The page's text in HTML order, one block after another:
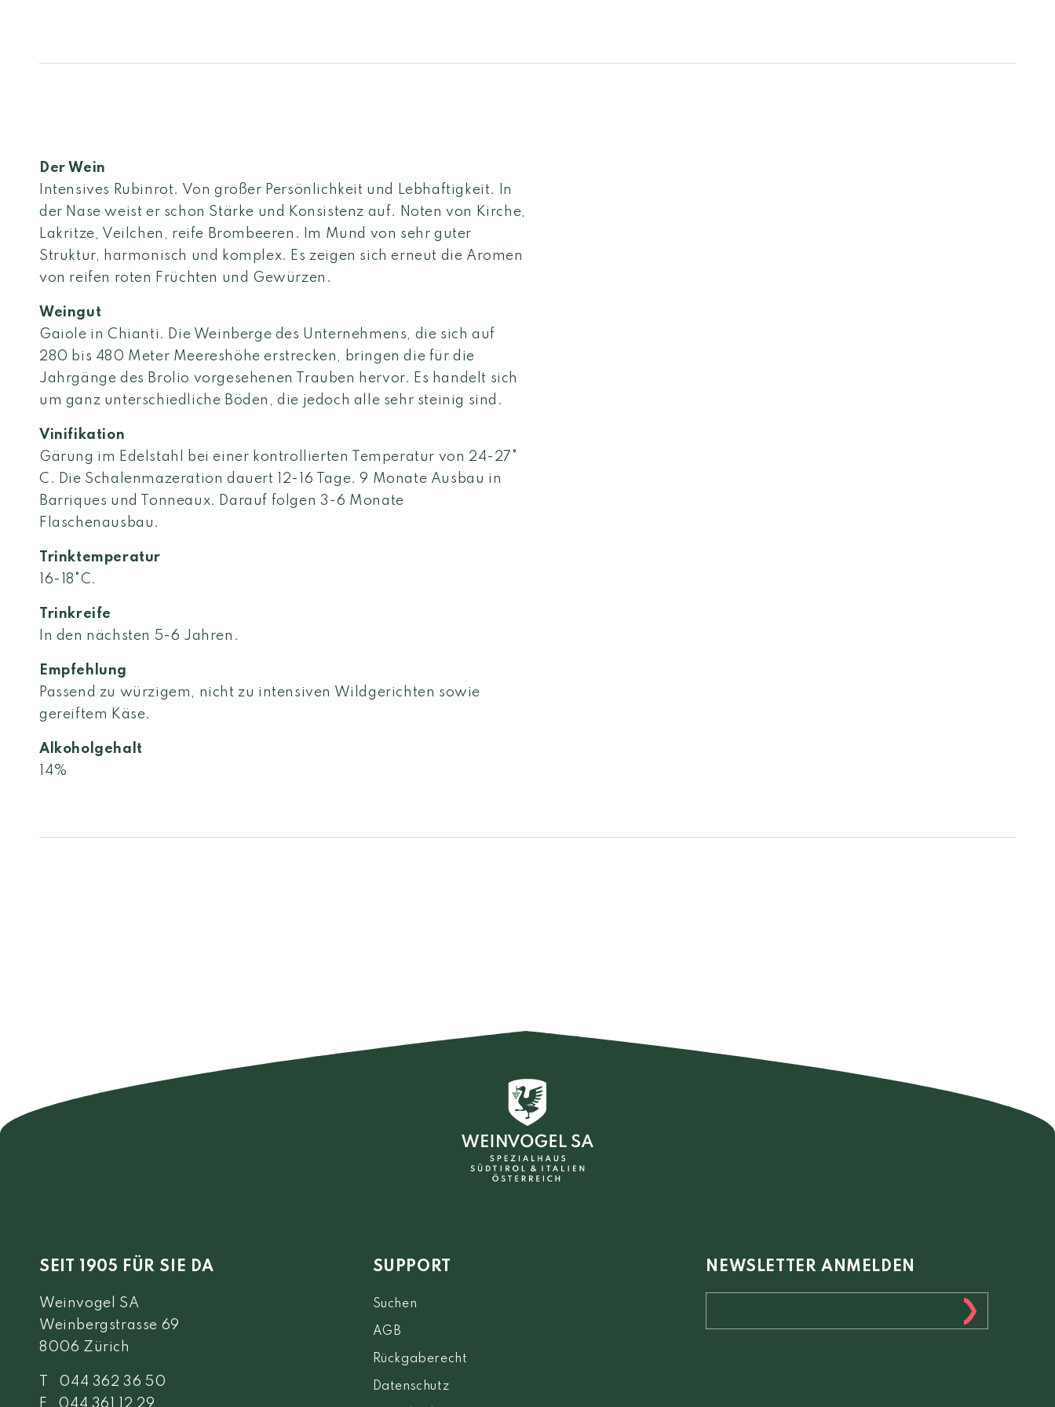
Der Wein
Intensives Rubinrot. Von großer Persönlichkeit und Lebhaftigkeit. In
der Nase weist er schon Stärke und Konsistenz auf. Noten von Kirche,
Lakritze, Veilchen, reife Brombeeren. Im Mund von sehr guter
Struktur, harmonisch und komplex. Es zeigen sich erneut die Aromen
von reifen roten Früchten und Gewürzen.
Weingut
Gaiole in Chianti. Die Weinberge des Unternehmens, die sich auf
280 bis 480 Meter Meereshöhe erstrecken, bringen die für die
Jahrgänge des Brolio vorgesehenen Trauben hervor. Es handelt sich
um ganz unterschiedliche Böden, die jedoch alle sehr steinig sind.
Vinifikation
Gärung im Edelstahl bei einer kontrollierten Temperatur von 24-27°
C. Die Schalenmazeration dauert 12-16 Tage. 9 Monate Ausbau in
Barriques und Tonneaux. Darauf folgen 3-6 Monate
Flaschenausbau.
Trinktemperatur
16-18°C.
Trinkreife
In den nächsten 5-6 Jahren.
Empfehlung
Passend zu würzigem, nicht zu intensiven Wildgerichten sowie
gereiftem Käse.
Alkoholgehalt
14%
SEIT 1905 FÜR SIE DA
Weinvogel SA
Weinbergstrasse 69
8006 Zürich
T 044 362 36 50
F 044 361 12 29
SUPPORT
Suchen
AGB
Rückgaberecht
Datenschutz
NEWSLETTER ANMELDEN